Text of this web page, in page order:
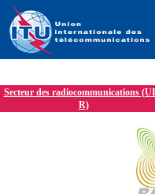
Secteur des radiocommunications
R)